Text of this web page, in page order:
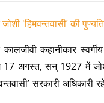
कहानीकार
17 अगस्त, सन् 1927 में
सरकारी अधिकारी